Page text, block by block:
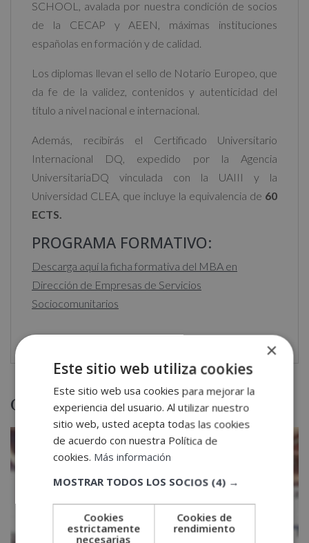
SCHOOL, avalada por nuestra condición de socios
de la CECAP y AEEN, máximas instituciones
españolas en formación y de calidad.
Los diplomas llevan el sello de Notario Europeo, que
da fe de la validez, contenidos y autenticidad del
título a nivel nacional e internacional.
Además, recibirás el Certificado Universitario
Internacional DQ, expedido por la Agencia
UniversitariaDQ vinculada con la UAIII y la
Universidad CLEA, que incluye la equivalencia de 60
ECTS.
PROGRAMA FORMATIVO:
Descarga aquí la ficha formativa del MBA en
Dirección de Empresas de Servicios
Sociocomunitarios
Otras titulaciones
×
Este sitio web utiliza cookies
Este sitio web usa cookies para mejorar la
experiencia del usuario. Al utilizar nuestro
sitio web, usted acepta todas las cookies
de acuerdo con nuestra Política de
cookies. Más información
MOSTRAR TODOS LOS SOCIOS (4) →
Cookies
estrictamente
necesarias
Cookies de
rendimiento